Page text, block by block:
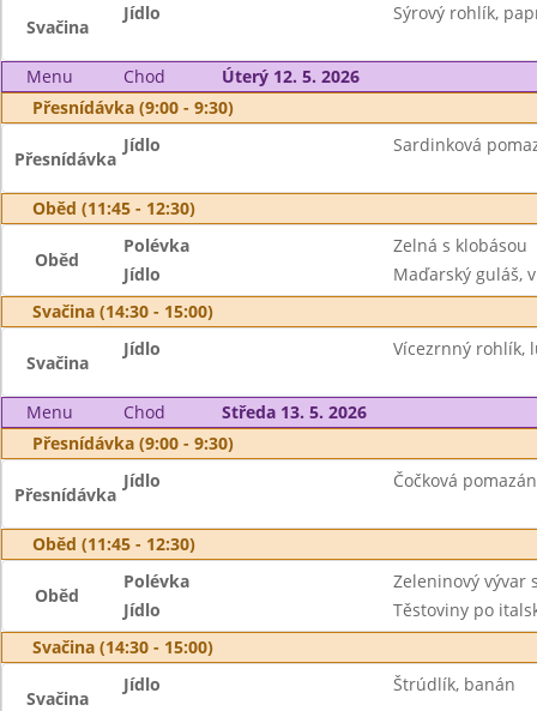
Svačina
Jídlo Sýrový rohlík,
Menu Chod
Úterý 12. 5. 2026
Přesnídávka (9:00 - 9:30)
Přesnídávka
Jídlo Sardinková
Oběd (11:45 - 12:30)
Oběd
Polévka
Zelná s klobásou
Jídlo
Maďarský guláš,
Svačina (14:30 - 15:00)
Svačina
Jídlo Vícezrnný rohlík,
Menu Chod
Středa 13. 5. 2026
Přesnídávka (9:00 - 9:30)
Přesnídávka
Jídlo Čočková
Oběd (11:45 - 12:30)
Oběd
Polévka
Zeleninový vývar
Jídlo
Těstoviny po
Svačina (14:30 - 15:00)
Svačina
Jídlo Štrúdlík, banán